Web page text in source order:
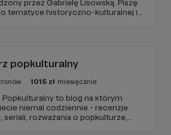
przez Gabrielę Lisowską. Piszę
tematyce historyczno-kulturalnej i
popkulturalny
1015 zł miesięcznie
Popkulturalny to blog na którym
niemal codziennie - recenzje
seriali, rozważania o popkulturze,